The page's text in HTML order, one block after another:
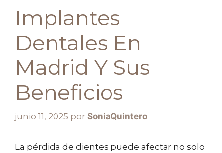
Implantes
Dentales En
Madrid Y Sus
Beneficios
junio 11, 2025 por SoniaQuintero
La pérdida de dientes puede afectar no solo